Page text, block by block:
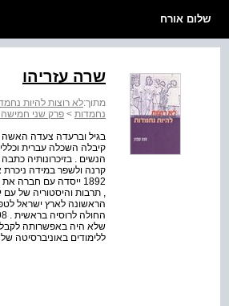
שלום אורח
שרה עזריהו
מתוך:לא רוצות להיות
נחמדות > פרק שני
קיבלה השכלה עברית
הנשים . בזיכרונותיה
קרנה ולשפר במידה
1892 ייסדה עם
הראשונה לארץ ישראל
שלא היה באפשרותה לקבל
ללימודים באוניברסיטה של